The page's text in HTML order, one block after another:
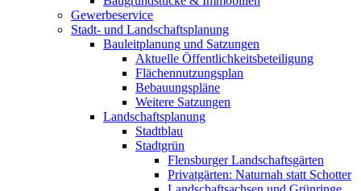
Gewerbeservice
Stadt- und Landschaftsplanung
Bauleitplanung und Satzungen
Aktuelle Öffentlichkeitsbeteiligung
Flächennutzungsplan
Bebauungspläne
Weitere Satzungen
Landschaftsplanung
Stadtblau
Stadtgrün
Flensburger Landschaftsgärten
Privatgärten: Naturnah statt Schotter